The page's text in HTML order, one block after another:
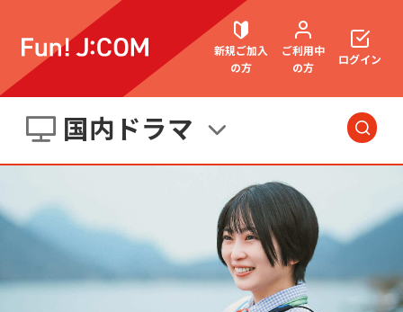
新規ご加入
の方
ご利用中
の方
契約内容確認・変更
お困りごと解決・よくあるご質問
ログイン
国内ドラマ
今日・明日の 洋画
海外ドラマ
アジアドラマ